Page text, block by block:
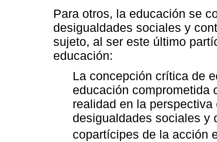
Para otros, la educación se
desigualdades sociales y
sujeto, al ser este último
educación:
La concepción crítica de
educación comprometida
realidad en la
desigualdades sociales y
copartícipes de la acción